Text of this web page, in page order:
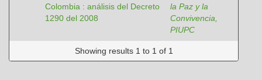
Colombia : análisis del Decreto
1290 del 2008
la Paz y la
Convivencia,
PIUPC
Showing results 1 to 1 of 1